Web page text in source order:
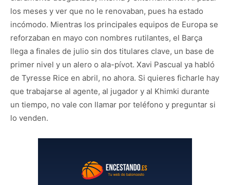
los meses y ver que no le renovaban, pues ha estado
incómodo. Mientras los principales equipos de Europa se
reforzaban en mayo con nombres rutilantes, el Barça
llega a finales de julio sin dos titulares clave, un base de
primer nivel y un alero o ala-pívot. Xavi Pascual ya habló
de Tyresse Rice en abril, no ahora. Si quieres ficharle hay
que trabajarse al agente, al jugador y al Khimki durante
un tiempo, no vale con llamar por teléfono y preguntar si
lo venden.